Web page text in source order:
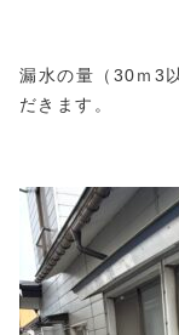
漏水の量（30ｍ3
だきます。